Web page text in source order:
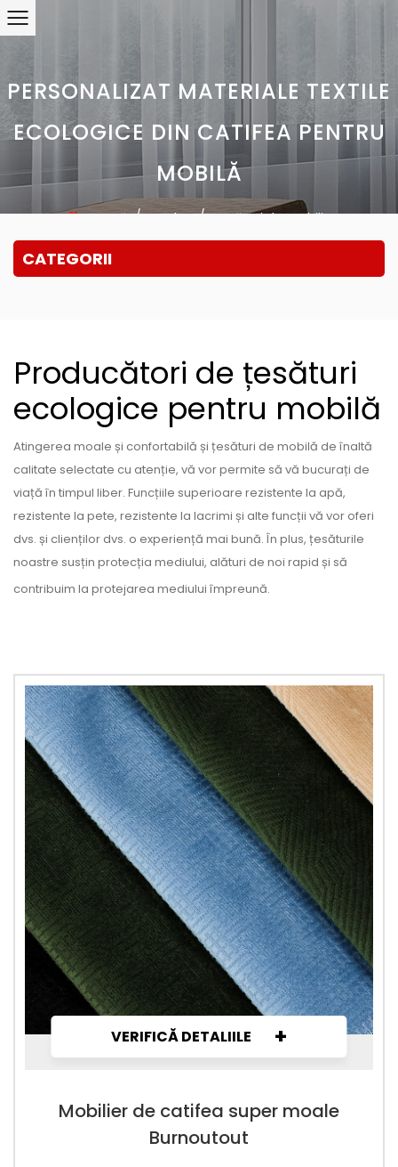
PERSONALIZAT MATERIALE TEXTILE
ECOLOGICE DIN CATIFEA PENTRU
MOBILĂ
Acasă / Produs / Țesături de mobilier
CATEGORII
Producători de țesături
ecologice pentru mobilă
Atingerea moale și confortabilă și țesături de mobilă de înaltă
calitate selectate cu atenție, vă vor permite să vă bucurați de
viață în timpul liber. Funcțiile superioare rezistente la apă,
rezistente la pete, rezistente la lacrimi și alte funcții vă vor oferi
dvs. și clienților dvs. o experiență mai bună. În plus, țesăturile
noastre susțin protecția mediului, alături de noi rapid și să
contribuim la protejarea mediului împreună.
VERIFICĂ DETALIILE +
Mobilier de catifea super moale
Burnoutout